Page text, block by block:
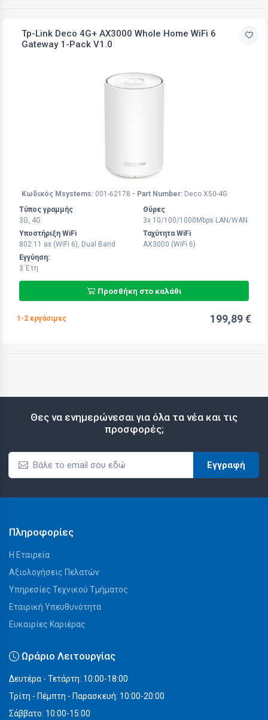
Tp-Link Deco 4G+ AX3000 Whole Home WiFi 6
Gateway 1-Pack V1.0
Κωδικός Msystems: 001-62178 - Part Number: Deco X50-4G
Τύπος γραμμής
3G, 4G
Θύρες
3x 10/100/1000Mbps LAN/WAN
Υποστήριξη WiFi
802.11 ax (WiFi 6), Dual Band
Ταχύτητα WiFi
AX3000 (WiFi 6)
Εγγύηση:
3 Έτη
Προσθήκη στο καλάθι
1-2 εργάσιμες 199,89 €
Θες να ενημερώνεσαι για όλα τα νέα και τις
προσφορές;
Εγγραφή
Πληροφορίες
Η Εταιρεία
Αξιολογήσεις Πελατών
Υπηρεσίες Τεχνικού Τμήματος
Εταιρική Υπευθυνότητα
Ευκαιρίες Καριέρας
Ωράριο Λειτουργίας
Δευτέρα - Τετάρτη: 10:00-18:00
Τρίτη - Πέμπτη - Παρασκευή: 10:00-20:00
Σάββατο: 10:00-15:00